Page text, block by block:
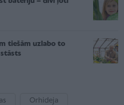
tiešām uzlabo to
stāsts
Orhideja